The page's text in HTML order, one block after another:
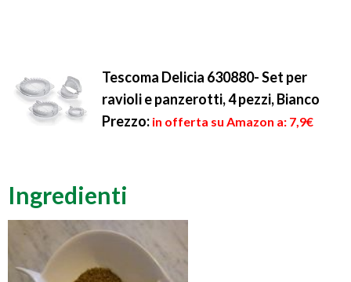
Tescoma Delicia 630880- Set per
ravioli e panzerotti, 4 pezzi, Bianco
Prezzo: in offerta su Amazon a: 7,9€
Ingredienti